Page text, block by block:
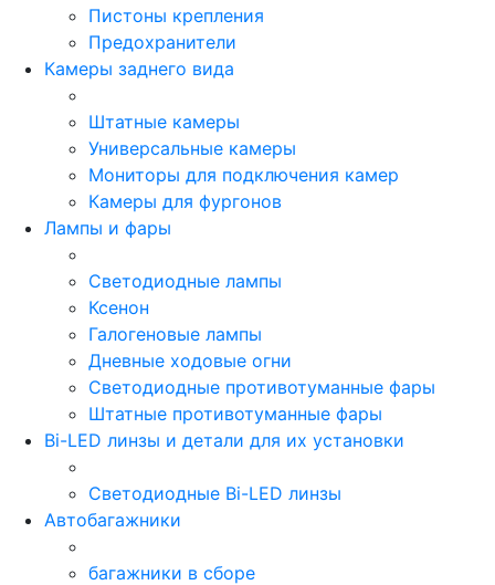
Пистоны крепления
Предохранители
Камеры заднего вида
Штатные камеры
Универсальные камеры
Мониторы для подключения камер
Камеры для фургонов
Лампы и фары
Светодиодные лампы
Ксенон
Галогеновые лампы
Дневные ходовые огни
Светодиодные противотуманные фары
Штатные противотуманные фары
Bi-LED линзы и детали для их установки
Светодиодные Bi-LED линзы
Автобагажники
багажники в сборе